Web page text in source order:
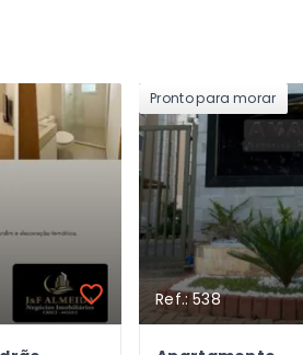
Pronto para morar
Ref.: 538